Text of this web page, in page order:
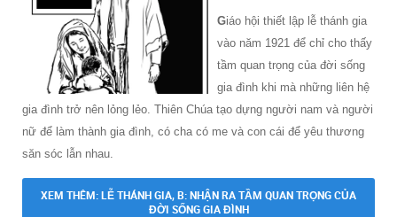
Giáo hội thiết lập lễ thánh gia
vào năm 1921 để chỉ cho thấy
tầm quan trọng của đời sống
gia đình khi mà những liên hệ
gia đình trở nên lỏng lẻo. Thiên Chúa tạo dựng người nam và người
nữ để làm thành gia đình, có cha có me và con cái để yêu thương
săn sóc lẫn nhau.
XEM THÊM: LỄ THÁNH GIA, B: NHẬN RA TẦM QUAN TRỌNG CỦA
ĐỜI SỐNG GIA ĐÌNH